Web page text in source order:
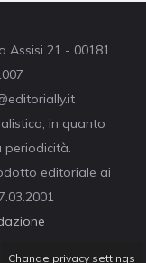
Assisi 21 - 00181
in quanto
periodicità.
editoriale ai
Change privacy settings